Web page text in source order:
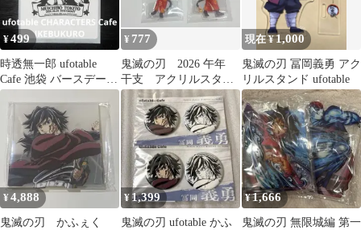
¥499
時透無一郎 ufotable
Cafe 池袋 バースデース
タンプ2026 鬼滅
¥ 777
鬼滅の刃 2026 午年
干支 アクリルスタン
ド 竈門 炭治郎 我
妻 善逸
現在 ¥1,000
鬼滅の刃 冨岡義勇 アク
リルスタンド ufotable
¥4,888
鬼滅の刃 かふぇく
¥ 1,399
鬼滅の刃 ufotable かふ
¥1,666
鬼滅の刃 無限城編 第一